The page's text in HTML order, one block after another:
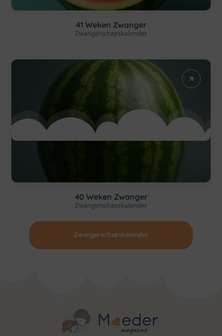
41 Weken Zwanger
Zwangerschapskalender
40 Weken Zwanger
Zwangerschapskalender
Zwangerschapskalender